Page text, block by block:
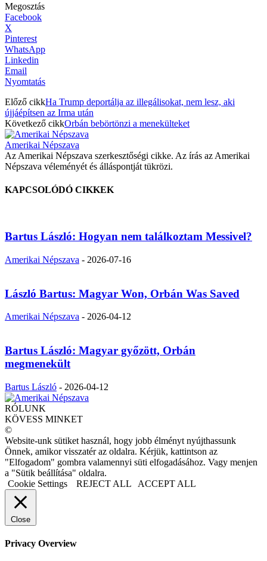
Megosztás
Facebook
X
Pinterest
WhatsApp
Linkedin
Email
Nyomtatás
Előző cikkHa Trump deportálja az illegálisokat, nem lesz, aki
újjáépítsen az Irma után
Következő cikkOrbán bebörtönzi a menekülteket
Amerikai Népszava
Az Amerikai Népszava szerkesztőségi cikke. Az írás az Amerikai
Népszava véleményét és álláspontját tükrözi.
KAPCSOLÓDÓ CIKKEK
Bartus László: Hogyan nem találkoztam Messivel?
Amerikai Népszava - 2026-07-16
László Bartus: Magyar Won, Orbán Was Saved
Amerikai Népszava - 2026-04-12
Bartus László: Magyar győzött, Orbán
megmenekült
Bartus László - 2026-04-12
RÓLUNK
KÖVESS MINKET
©
Website-unk sütiket használ, hogy jobb élményt nyújthassunk
Önnek, amikor visszatér az oldalra. Kérjük, kattintson az
"Elfogadom" gombra valamennyi süti elfogadásához. Vagy menjen
a "Sütik beállítása" oldalra.
Cookie Settings
REJECT ALL ACCEPT ALL
Close
Privacy Overview